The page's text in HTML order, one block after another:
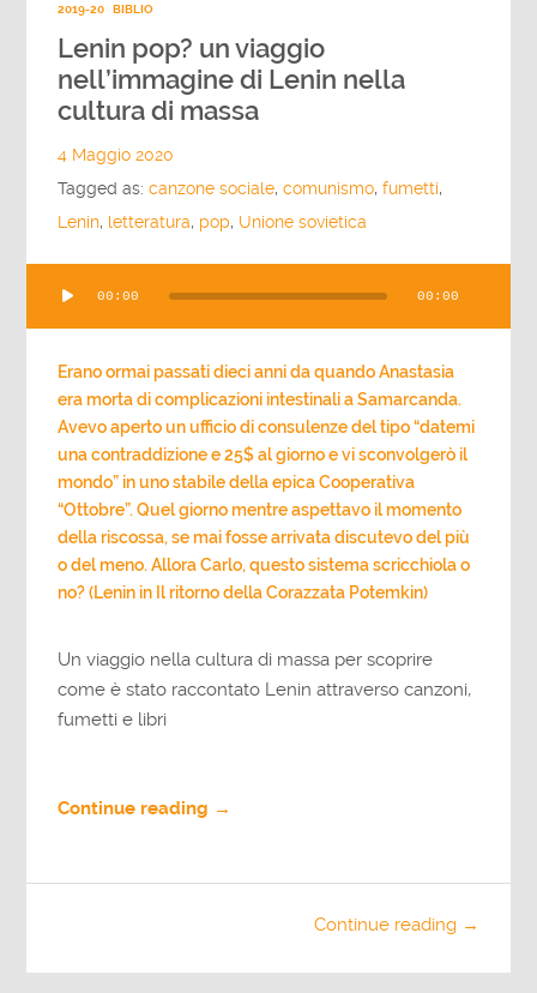
2019-20 BIBLIO
Lenin pop? un viaggio
nell’immagine di Lenin nella
cultura di massa
4 Maggio 2020
Tagged as:canzone sociale,comunismo,fumetti,
Lenin, letteratura, pop, Unione sovietica
Player
00:00 00:00
Erano ormai passati dieci anni da quando Anastasia
era morta di complicazioni intestinali a Samarcanda.
Avevo aperto un ufficio di consulenze del tipo “datemi
una contraddizione e 25$ al giorno e vi sconvolgerò il
mondo” in uno stabile della epica Cooperativa
“Ottobre”. Quel giorno mentre aspettavo il momento
della riscossa, se mai fosse arrivata discutevo del più
o del meno. Allora Carlo, questo sistema scricchiola o
no? (Lenin in Il ritorno della Corazzata Potemkin)
Un viaggio nella cultura di massa per scoprire
come è stato raccontato Lenin attraverso canzoni,
fumetti e libri
Continue reading →
Continue reading →